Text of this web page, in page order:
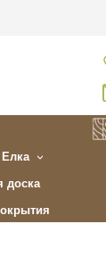
доска